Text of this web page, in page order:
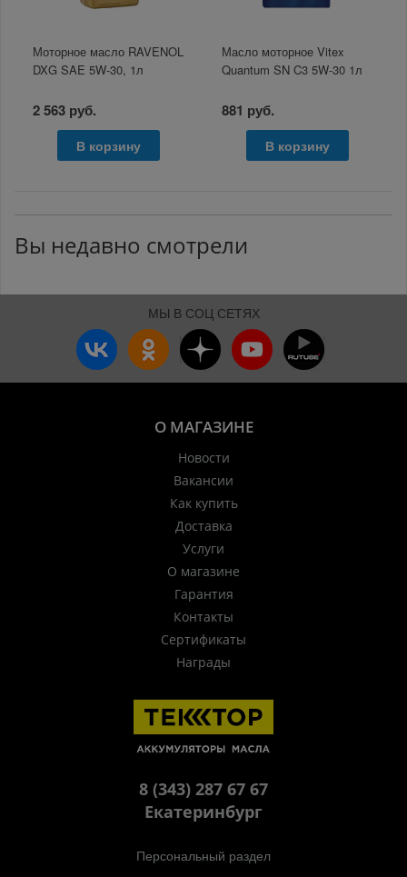
Моторное масло RAVENOL
DXG SAE 5W-30, 1л
2 563 руб.
В корзину
Масло моторное Vitex
Quantum SN C3 5W-30 1л
881 руб.
В корзину
Вы недавно смотрели
МЫ В СОЦ СЕТЯХ
О МАГАЗИНЕ
Новости
Вакансии
Как купить
Доставка
Услуги
О магазине
Гарантия
Контакты
Сертификаты
Награды
8 (343) 287 67 67
Екатеринбург
Персональный раздел